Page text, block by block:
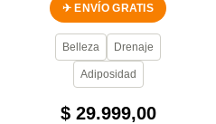
✈ ENVÍO GRATIS
Belleza Drenaje
Adiposidad
$ 29.999,00